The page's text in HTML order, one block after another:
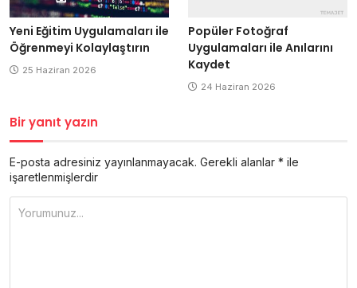
Yeni Eğitim Uygulamaları ile
Öğrenmeyi Kolaylaştırın
25 Haziran 2026
Popüler Fotoğraf
Uygulamaları ile Anılarını
Kaydet
24 Haziran 2026
Bir yanıt yazın
E-posta adresiniz yayınlanmayacak. Gerekli alanlar * ile
işaretlenmişlerdir